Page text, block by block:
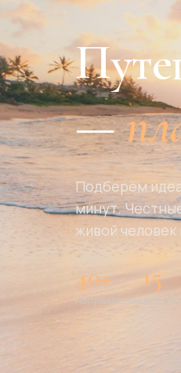
—
Подберём
минут.
живой
40+
направлений
15
лет на